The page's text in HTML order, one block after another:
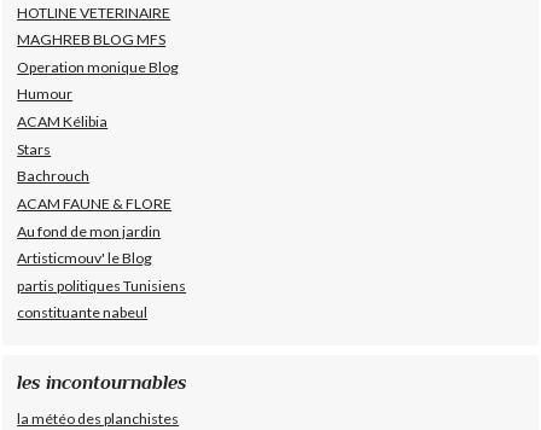
HOTLINE VETERINAIRE
MAGHREB BLOG MFS
Operation monique Blog
Humour
ACAM Kélibia
Stars
Bachrouch
ACAM FAUNE & FLORE
Au fond de mon jardin
Artisticmouv' le Blog
partis politiques Tunisiens
constituante nabeul
les incontournables
la météo des planchistes